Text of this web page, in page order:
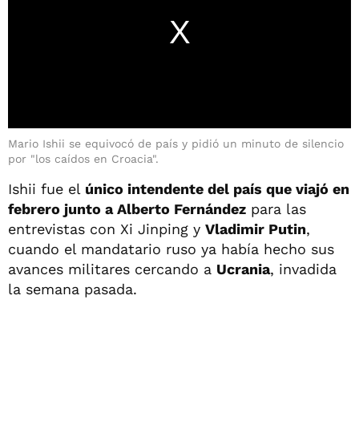
Mario Ishii se equivocó de país y pidió un minuto de silencio
por "los caídos en Croacia".
Ishii fue el único intendente del país que viajó en
febrero junto a Alberto Fernández para las
entrevistas con Xi Jinping y Vladimir Putin,
cuando el mandatario ruso ya había hecho sus
avances militares cercando a Ucrania, invadida
la semana pasada.